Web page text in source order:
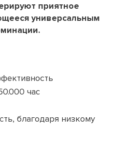
приятное
универсальным
час
благодаря низкому